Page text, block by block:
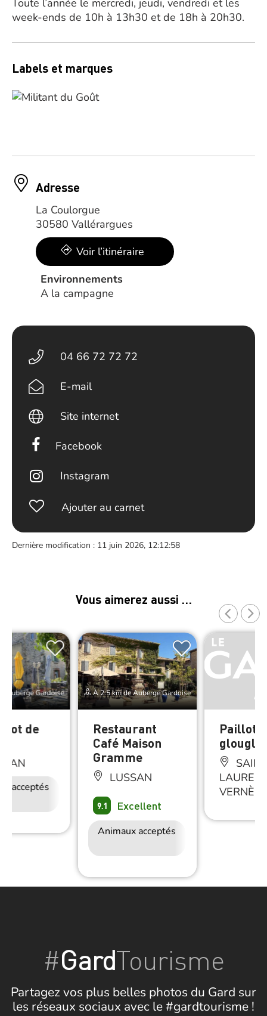
Toute l’année le mercredi, jeudi, vendredi et les
week-ends de 10h à 13h30 et de 18h à 20h30.
Labels et marques
Adresse
La Coulorgue
30580 Vallérargues
Voir l’itinéraire
Environnements
A la campagne
04 66 72 72 72
E-mail
Site internet
Facebook
Instagram
Ajouter au carnet
Dernière modification : 11 juin 2026, 12:12:58
Vous aimerez aussi …
Auberge Gardoise
de
acceptés Restauration
À 2.5 km de Auberge Gardoise
Restaurant
Café Maison
Gramme
LUSSAN
9.1 Excellent
Animaux acceptés
Paillote
#GardTourisme
Partagez vos plus belles photos du Gard sur
les réseaux sociaux avec le #gardtourisme !